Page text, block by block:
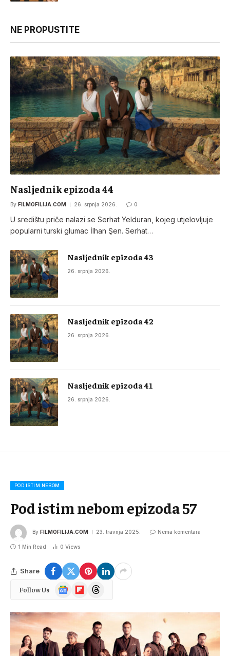
NE PROPUSTITE
Nasljednik epizoda 44
By FILMOFILIJA.COM 26. srpnja 2026. 0
U središtu priče nalazi se Serhat Yelduran, kojeg utjelovljuje
popularni turski glumac İlhan Şen. Serhat…
Nasljednik epizoda 43
26. srpnja 2026.
Nasljednik epizoda 42
26. srpnja 2026.
Nasljednik epizoda 41
26. srpnja 2026.
POD ISTIM NEBOM
Pod istim nebom epizoda 57
By FILMOFILIJA.COM 23. travnja 2025. Nema komentara
1 Min Read 0 Views
Share
Follow Us
Google
News
FlipboardThreads